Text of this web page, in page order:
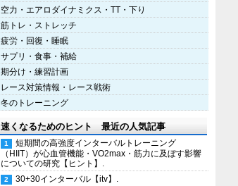
空力・エアロダイナミクス・TT・下り
筋トレ・ストレッチ
疲労・回復・睡眠
サプリ・食事・補給
期分け・練習計画
レース対策情報・レース戦術
冬のトレーニング
速くなるためのヒント 最近の人気記事
短期間の高強度インターバルトレーニング
（HIIT）が心血管機能・VO2max・筋力に及ぼす影響
についての研究【ヒント】.
30+30インターバル【itv】.